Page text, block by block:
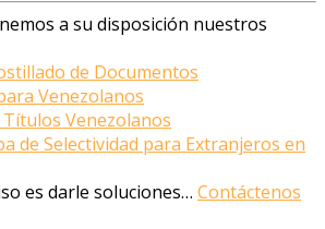
a su disposición nuestros
de Documentos
Venezolanos
Venezolanos
de Selectividad para Extranjeros en
es darle soluciones… Contáctenos